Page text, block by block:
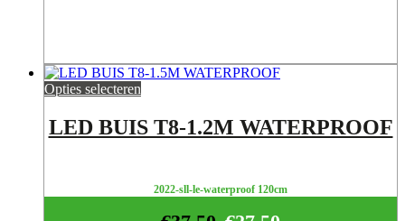
Opties selecteren
LED BUIS T8-1.2M WATERPROOF
2022-sll-le-waterproof 120cm